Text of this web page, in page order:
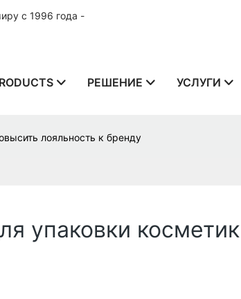
с 1996 года -
РЕШЕНИЕ УСЛУГИ
лояльность к бренду
упаковки